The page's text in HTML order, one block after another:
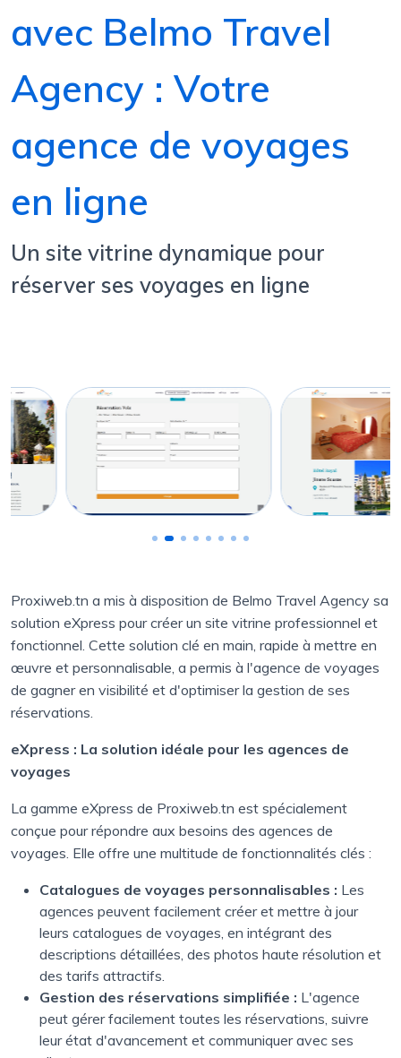
avec Belmo Travel
Agency : Votre
agence de voyages
en ligne
Un site vitrine dynamique pour
réserver ses voyages en ligne
Proxiweb.tn a mis à disposition de Belmo Travel Agency sa
solution eXpress pour créer un site vitrine professionnel et
fonctionnel. Cette solution clé en main, rapide à mettre en
œuvre et personnalisable, a permis à l'agence de voyages
de gagner en visibilité et d'optimiser la gestion de ses
réservations.
eXpress : La solution idéale pour les agences de
voyages
La gamme eXpress de Proxiweb.tn est spécialement
conçue pour répondre aux besoins des agences de
voyages. Elle offre une multitude de fonctionnalités clés :
Catalogues de voyages personnalisables : Les
agences peuvent facilement créer et mettre à jour
leurs catalogues de voyages, en intégrant des
descriptions détaillées, des photos haute résolution et
des tarifs attractifs.
Gestion des réservations simplifiée : L'agence
peut gérer facilement toutes les réservations, suivre
leur état d'avancement et communiquer avec ses